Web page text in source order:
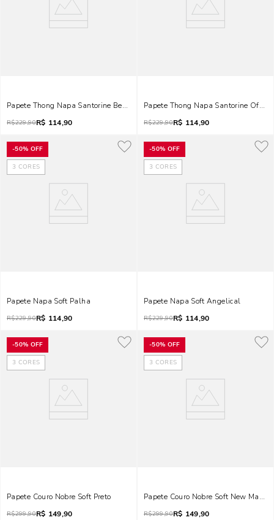
Papete Thong Napa Santorine Bege Palha
R$229,90R$ 114,90
Papete Thong Napa Santorine Off
R$229,90R$ 114,90
-50% OFF
3 CORES
Papete Napa Soft Palha
R$229,90R$ 114,90
-50% OFF
3 CORES
Papete Napa Soft Angelical
R$229,90R$ 114,90
-50% OFF
3 CORES
Papete Couro Nobre Soft Preto
R$299,90R$ 149,90
-50% OFF
3 CORES
Papete Couro Nobre Soft New Marfim
R$299,90R$ 149,90